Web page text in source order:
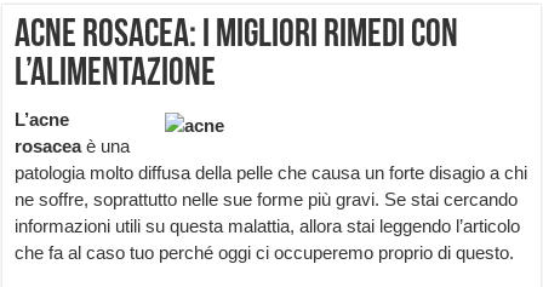
Acne rosacea: I migliori rimedi con
l’alimentazione
L’acne
rosaceaè una
patologia molto diffusa della pelle che causa un forte disagio a chi
ne soffre, soprattutto nelle sue forme più gravi. Se stai cercando
informazioni utili su questa malattia, allora stai leggendo l’articolo
che fa al caso tuo perché oggi ci occuperemo proprio di questo.